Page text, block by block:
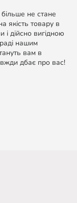
не стане
якість товару в
і дійсно вигідною
нашим
вам в
дбає про вас!